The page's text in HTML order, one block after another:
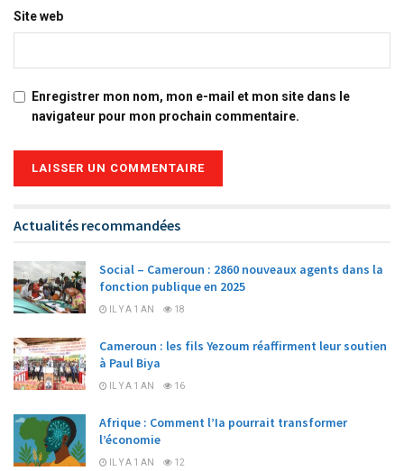
Site web
Enregistrer mon nom, mon e-mail et mon site dans le
navigateur pour mon prochain commentaire.
Actualités recommandées
Social – Cameroun : 2860 nouveaux agents dans la
fonction publique en 2025
IL Y A 1 AN 18
Cameroun : les fils Yezoum réaffirment leur soutien
à Paul Biya
IL Y A 1 AN 16
Afrique : Comment l’Ia pourrait transformer
l’économie
IL Y A 1 AN 12